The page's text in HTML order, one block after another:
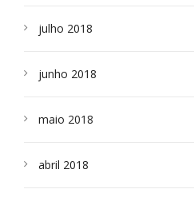
julho 2018
junho 2018
maio 2018
abril 2018